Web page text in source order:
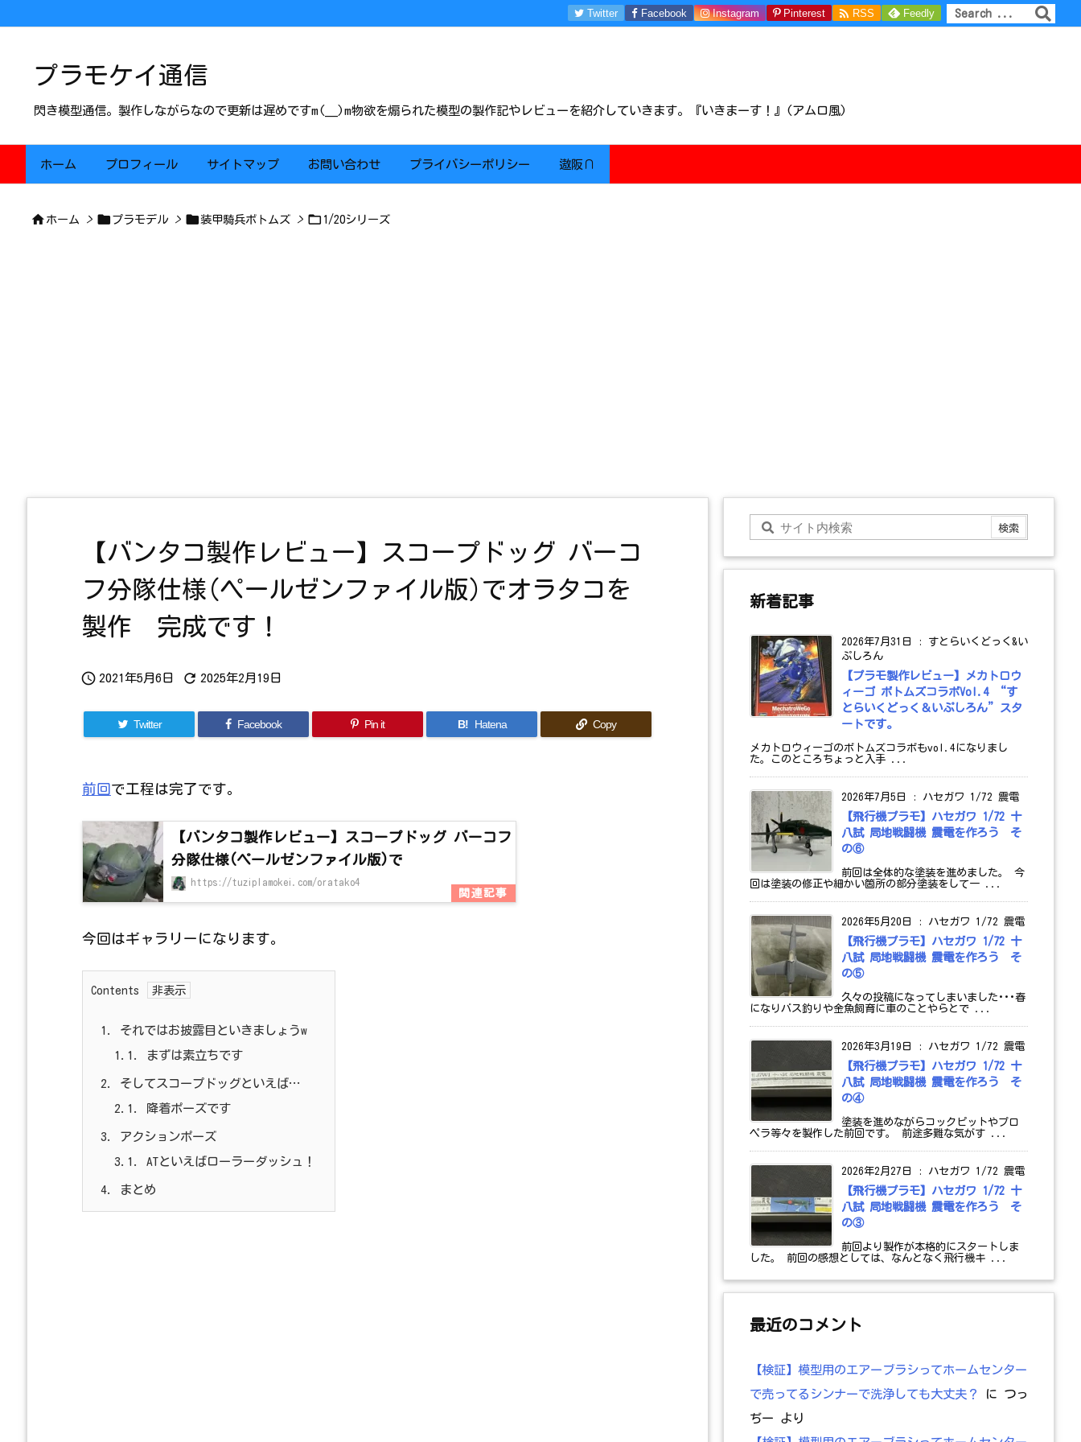
プラモケイ通信
閃き模型通信。製作しながらなので更新は遅めですm(__)m物欲を煽られた模型の製作記やレビューを紹介していきます。『いきまーす！』(アムロ風)
ホーム プロフィール サイトマップ お問い合わせ プライバシーポリシー 遨阪∩
Twitter Facebook Instagram Pinterest  RSS Feedly
 ホーム >  プラモデル >  装甲騎兵ボトムズ >  1/20シリーズ
【バンタコ製作レビュー】スコープドッグ バーコ
フ分隊仕様(ペールゼンファイル版)でオラタコを
製作 完成です！
 2021年5月6日  2025年2月19日
Twitter Facebook Pin it B! Hatena Copy
前回で工程は完了です。
【バンタコ製作レビュー】スコープドッグ バーコフ
分隊仕様(ペールゼンファイル版)で
https://tuziplamokei.com/oratako4
今回はギャラリーになります。
Contents
1.
それではお披露目といきましょうw
1.1.
まずは素立ちです
2.
そしてスコープドッグといえば…
2.1.
降着ポーズです
3.
アクションポーズ
3.1.
ATといえばローラーダッシュ！
4. まとめ
新着記事
2026年7月31日 : すとらいくどっく&い
ぷしろん
【プラモ製作レビュー】メカトロウ
ィーゴ ボトムズコラボVol.4 “す
とらいくどっく＆いぷしろん”スタ
ートです。
メカトロウィーゴのボトムズコラボもvol.4になりまし
た。このところちょっと入手 ...
2026年7月5日 : ハセガワ 1/72 震電
【飛行機プラモ】ハセガワ 1/72 十
八試 局地戦闘機 震電を作ろう そ
の⑥
前回は全体的な塗装を進めました。 今
回は塗装の修正や細かい箇所の部分塗装をして一 ...
2026年5月20日 : ハセガワ 1/72 震電
【飛行機プラモ】ハセガワ 1/72 十
八試 局地戦闘機 震電を作ろう そ
の⑤
久々の投稿になってしまいました･･･春
になりバス釣りや金魚飼育に車のことやらとで ...
2026年3月19日 : ハセガワ 1/72 震電
【飛行機プラモ】ハセガワ 1/72 十
八試 局地戦闘機 震電を作ろう そ
の④
塗装を進めながらコックピットやプロ
ペラ等々を製作した前回です。 前途多難な気がす ...
2026年2月27日 : ハセガワ 1/72 震電
【飛行機プラモ】ハセガワ 1/72 十
八試 局地戦闘機 震電を作ろう そ
の③
前回より製作が本格的にスタートしま
した。 前回の感想としては、なんとなく飛行機キ ...
最近のコメント
【検証】模型用のエアーブラシってホームセンター
で売ってるシンナーで洗浄しても大丈夫？
に つっ
ぢー より